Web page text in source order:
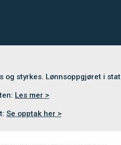
styrkes. Lønnsoppgjøret i
Les mer >
Se opptak her >